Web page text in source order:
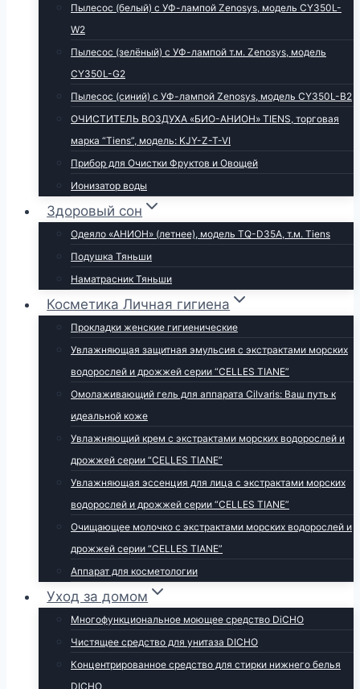
Пылесос (белый) с УФ-лампой Zenosys, модель CY350L-
W2
Пылесос (зелёный) с УФ-лампой т.м. Zenosys, модель
CY350L-G2
Пылесос (синий) с УФ-лампой Zenosys, модель CY350L-B2
ОЧИСТИТЕЛЬ ВОЗДУХА «БИО-АНИОН» TIENS, торговая
марка “Tiens”, модель: KJY-Z-T-VI
Прибор для Очистки Фруктов и Овощей
Ионизатор воды
Здоровый сон
Одеяло «АНИОН» (летнее), модель TQ-D35A, т.м. Tiens
Подушка Тяньши
Наматрасник Тяньши
Косметика Личная гигиена
Прокладки женские гигиенические
Увлажняющая защитная эмульсия с экстрактами морских
водорослей и дрожжей серии “CELLES TIANE”
Омолаживающий гель для аппарата Cilvaris: Ваш путь к
идеальной коже
Увлажняющий крем с экстрактами морских водорослей и
дрожжей серии “CELLES TIANE”
Увлажняющая эссенция для лица с экстрактами морских
водорослей и дрожжей серии “CELLES TIANE”
Очищающее молочко с экстрактами морских водорослей и
дрожжей серии “CELLES TIANE”
Аппарат для косметологии
Уход за домом
Многофункциональное моющее средство DiCHO
Чистящее средство для унитаза DICHO
Концентрированное средство для стирки нижнего белья
DICHO